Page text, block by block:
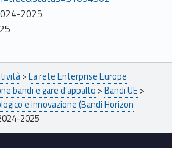
2025
>La rete Enterprise Europe
bandi e gare d’appalto >Bandi UE >
e innovazione (Bandi Horizon
2025